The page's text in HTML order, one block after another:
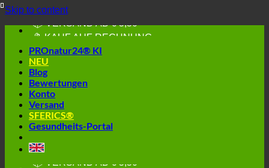
Skip to content
🔆 GESUND. NACHHALTIG.
📦 VERSAND AB € 5,50
🔖 KAUF AUF RECHNUNG
PROnatur24® KI
NEU
Blog
Bewertungen
Konto
Versand
SFERICS®
Gesundheits-Portal
🔆 GESUND. NACHHALTIG.
📦 VERSAND AB € 5,50